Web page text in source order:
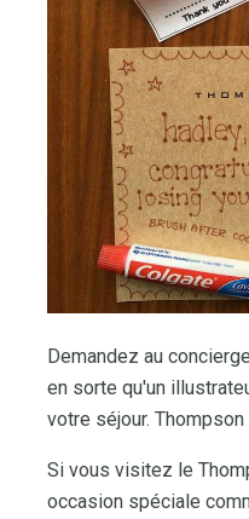
Demandez au
en sorte qu'un
votre séjour.
Si vous visitez le
occasion spéciale